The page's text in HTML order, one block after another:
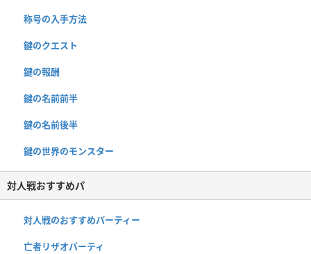
称号の入手方法
鍵のクエスト
鍵の報酬
鍵の名前前半
鍵の名前後半
鍵の世界のモンスター
対人戦おすすめパ
対人戦のおすすめパーティー
亡者リザオパーティ